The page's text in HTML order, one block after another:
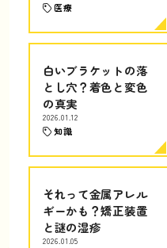
医療
白いブラケットの落
とし穴？着色と変色
の真実
2026.01.12
知識
それって金属アレル
ギーかも？矯正装置
と謎の湿疹
2026.01.05